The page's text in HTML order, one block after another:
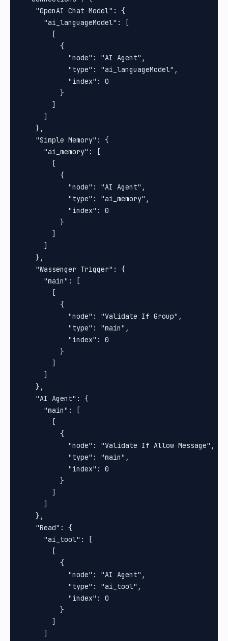
    "OpenAI Chat Model": {
      "ai_languageModel": [
        [
          {
            "node": "AI Agent",
            "type": "ai_languageModel",
            "index": 0
          }
        ]
      ]
    },
    "Simple Memory": {
      "ai_memory": [
        [
          {
            "node": "AI Agent",
            "type": "ai_memory",
            "index": 0
          }
        ]
      ]
    },
    "Wassenger Trigger": {
      "main": [
        [
          {
            "node": "Validate If Group",
            "type": "main",
            "index": 0
          }
        ]
      ]
    },
    "AI Agent": {
      "main": [
        [
          {
            "node": "Validate If Allow Message",
            "type": "main",
            "index": 0
          }
        ]
      ]
    },
    "Read": {
      "ai_tool": [
        [
          {
            "node": "AI Agent",
            "type": "ai_tool",
            "index": 0
          }
        ]
      ]